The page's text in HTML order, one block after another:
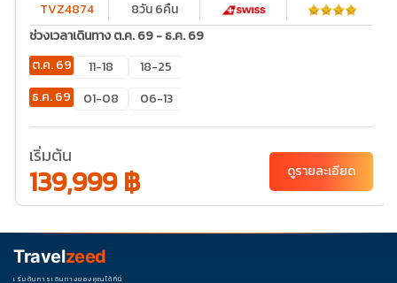
TVZ4874 8วัน 6คืน
ช่วงเวลาเดินทาง ต.ค. 69 - ธ.ค. 69
ต.ค. 69
11-18
18-25
ธ.ค. 69
01-08 06-13
เริ่มต้น
139,999 ฿ ดูรายละเอียด
Travelzeed
เริ่มต้นการเดินทางของคุณได้ที่นี่